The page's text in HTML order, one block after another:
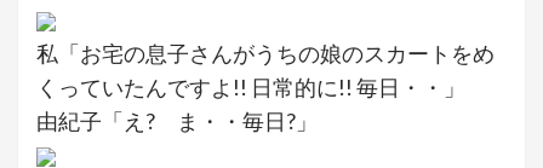
私「お宅の息子さんがうちの娘のスカートをめ
くっていたんですよ!! 日常的に!! 毎日・・」
由紀子「え? ま・・毎日?」